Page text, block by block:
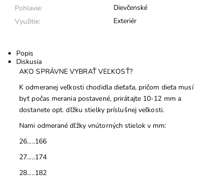
Pohlavie:
Dievčenské
Využitie:
Exteriér
Popis
Diskusia
AKO SPRÁVNE VYBRAŤ VEĽKOSŤ?
K odmeranej veľkosti chodidla dieťaťa, pričom dieťa musí
byť počas merania postavené, prirátajte 10-12 mm a
dostanete opt. dľžku stielky príslušnej veľkosti.
Nami odmerané dľžky vnútorných stielok v mm:
26.....166
27.....174
28.....182